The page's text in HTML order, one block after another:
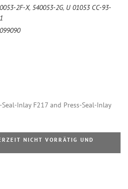
2F-X, 540053-2G, U 01053 CC-93-
Inlay F217 and Press-Seal-Inlay
NICHT VORRÄTIG UND